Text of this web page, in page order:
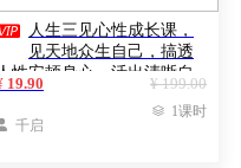
人生三见心性成长课，
见天地众生自己，搞透
人性安顿身心，活出清晰自
，内在富足无价
¥ 199.00
19.90
千启
 1课时